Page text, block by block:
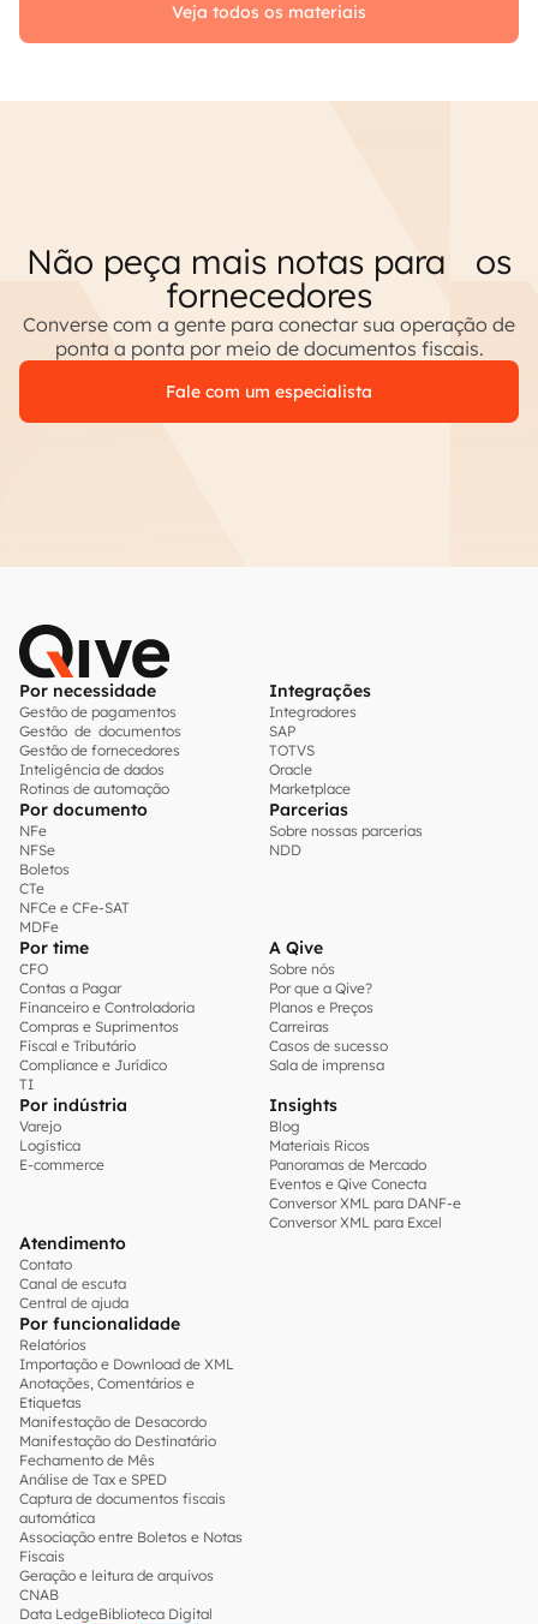
Veja todos os materiais
Não peça mais notas para os
fornecedores
Converse com a gente para conectar sua operação de
ponta a ponta por meio de documentos fiscais.
Fale com um especialista
Por necessidade
Gestão de pagamentos
Gestão de documentos
Gestão de fornecedores
Inteligência de dados
Rotinas de automação
Integrações
Integradores
SAP
TOTVS
Oracle
Marketplace
Por documento
NFe
NFSe
Boletos
CTe
NFCe e CFe-SAT
MDFe
Parcerias
Sobre nossas parcerias
NDD
Por time
CFO
Contas a Pagar
Financeiro e Controladoria
Compras e Suprimentos
Fiscal e Tributário
Compliance e Jurídico
TI
A Qive
Sobre nós
Por que a Qive?
Planos e Preços
Carreiras
Casos de sucesso
Sala de imprensa
Por indústria
Varejo
Logística
E-commerce
Insights
Blog
Materiais Ricos
Panoramas de Mercado
Eventos e Qive Conecta
Conversor XML para DANF-e
Conversor XML para Excel
Atendimento
Contato
Canal de escuta
Central de ajuda
Por funcionalidade
Relatórios
Importação e Download de XML
Anotações, Comentários e
Etiquetas
Manifestação de Desacordo
Manifestação do Destinatário
Fechamento de Mês
Análise de Tax e SPED
Captura de documentos fiscais
automática
Associação entre Boletos e Notas
Fiscais
Geração e leitura de arquivos
CNAB
Data LedgeBiblioteca Digital